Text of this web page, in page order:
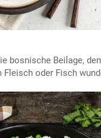
bosnische Beilage,
oder Fisch